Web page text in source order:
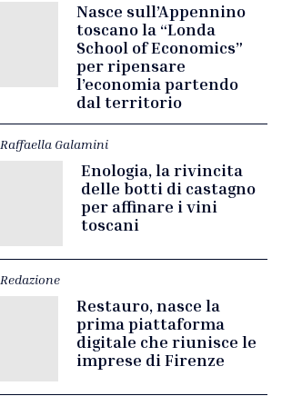
Nasce sull’Appennino
toscano la “Londa
School of Economics”
per ripensare
l’economia partendo
dal territorio
Raffaella Galamini
Enologia, la rivincita
delle botti di castagno
per affinare i vini
toscani
Redazione
Restauro, nasce la
prima piattaforma
digitale che riunisce le
imprese di Firenze